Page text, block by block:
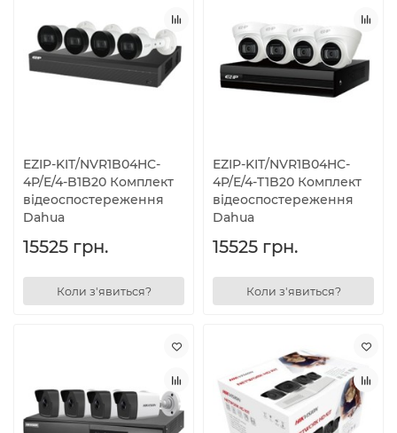
EZIP-KIT/NVR1B04HC-
4P/E/4-B1B20 Комплект
відеоспостереження
Dahua
15525 грн.
Коли з'явиться?
EZIP-KIT/NVR1B04HC-
4P/E/4-T1B20 Комплект
відеоспостереження
Dahua
15525 грн.
Коли з'явиться?